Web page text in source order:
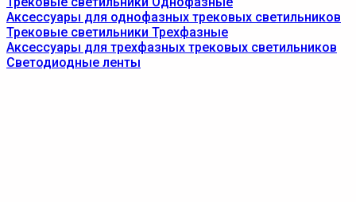
Аксессуары для однофазных трековых светильников
Трековые светильники Трехфазные
Аксессуары для трехфазных трековых светильников
Светодиодные ленты